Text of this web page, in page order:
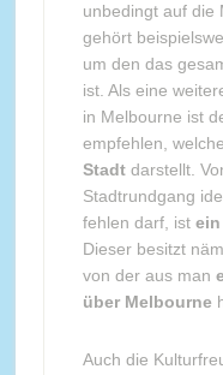
unbedingt auf die
gehört
um den das
ist. Als eine
in Melbourne ist
empfehlen,
Stadtdarstellt.
Stadtrundgang
fehlen darf, ist ein
Dieser besitzt
von der aus man
über Melbourne
Auch die